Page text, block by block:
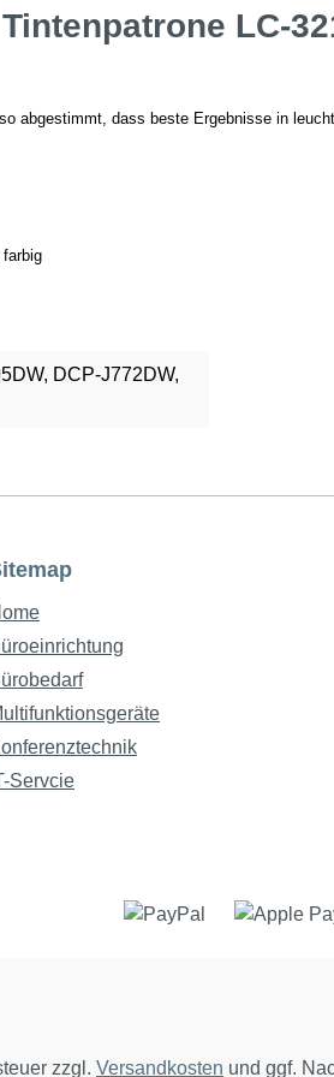
LC-
abgestimmt, dass beste Ergebnisse in
DCP-J772DW,
Servcie
zzgl. Versandkosten und ggf.